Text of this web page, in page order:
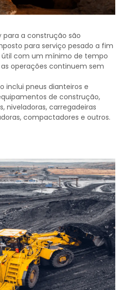
para a construção são
para serviço pesado a fim
útil com um mínimo de tempo
operações continuem sem
inclui pneus dianteiros e
de construção,
niveladoras, carregadeiras
compactadores e outros.